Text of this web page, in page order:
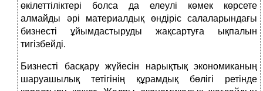
өкілеттіліктері болса да елеулі көмек көрсете
алмайды әрі материалдық өндіріс салаларындағы
бизнесті ұйымдастыруды жақсартуға ықпалын
тигізбейді.
Бизнесті басқару жүйесін нарықтық экономиканың
шаруашылық тетігінің құрамдық бөлігі ретінде